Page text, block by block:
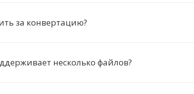
за конвертацию?
несколько файлов?